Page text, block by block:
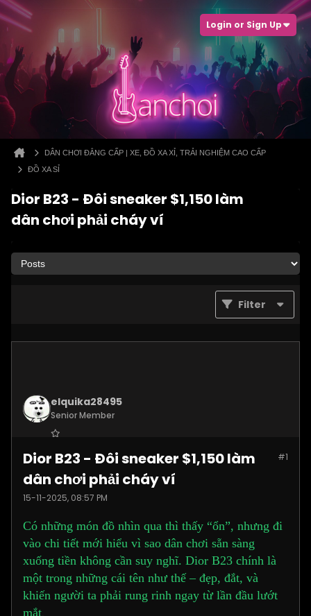
Login or Sign Up
DÂN CHƠI ĐẲNG CẤP | XE, ĐỒ XA XỈ, TRẢI NGHIỆM CAO CẤP
ĐỒ XA SỈ
Dior B23 - Đôi sneaker $1,150 làm
dân chơi phải cháy ví
Filter
elquika28495
Senior Member
Posts:2062 #1
Dior B23 - Đôi sneaker $1,150 làm
dân chơi phải cháy ví
15-11-2025, 08:57 PM
Có những món đồ nhìn qua thì thấy “ổn”, nhưng đi
vào chi tiết mới hiểu vì sao dân chơi sẵn sàng
xuống tiền không cần suy nghĩ. Dior B23 chính là
một trong những cái tên như thế – đẹp, đắt, và
khiến người ta phải rung rinh ngay từ lần đầu lướt
mắt.